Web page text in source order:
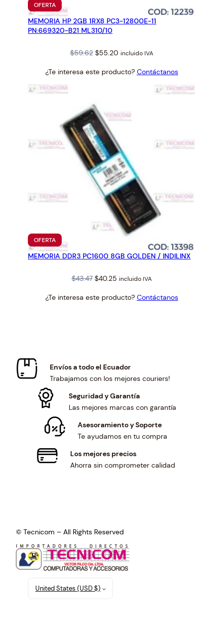
OFERTAPRODUCTO
EN
OFERTA
MEMORIA HP 2GB 1RX8 PC3-12800E-11
PN:669320-B21 ML310/10
$59.62 Original
was:
$55.20Current
is:
incluido IVA
¿Te interesa este producto? Contáctanos
OFERTAPRODUCTO
EN
OFERTA
MEMORIA DDR3 PC1600 8GB GOLDEN / INDILINX
$43.47 Original
was:
$40.25Current
is:
incluido IVA
¿Te interesa este producto? Contáctanos
Envíos a todo el Ecuador
Trabajamos con los mejores couriers!
Seguridad y Garantía
Las mejores marcas con garantía
Asesoramiento y Soporte
Te ayudamos en tu compra
Los mejores precios
Ahorra sin comprometer calidad
© Tecnicom – All Rights Reserved
United States (USD $)